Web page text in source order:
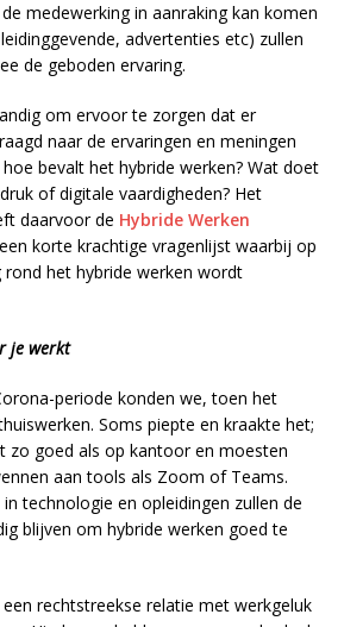
medewerking in aanraking kan komen
advertenties etc) zullen
de geboden ervaring.
om ervoor te zorgen dat er
naar de ervaringen en meningen
bevalt het hybride werken? Wat doet
of digitale vaardigheden? Het
daarvoor de Hybride Werken
korte krachtige vragenlijst waarbij op
rond het hybride werken wordt
je werkt
periode konden we, toen het
Soms piepte en kraakte het;
zo goed als op kantoor en moesten
aan tools als Zoom of Teams.
technologie en opleidingen zullen de
blijven om hybride werken goed te
rechtstreekse relatie met werkgeluk